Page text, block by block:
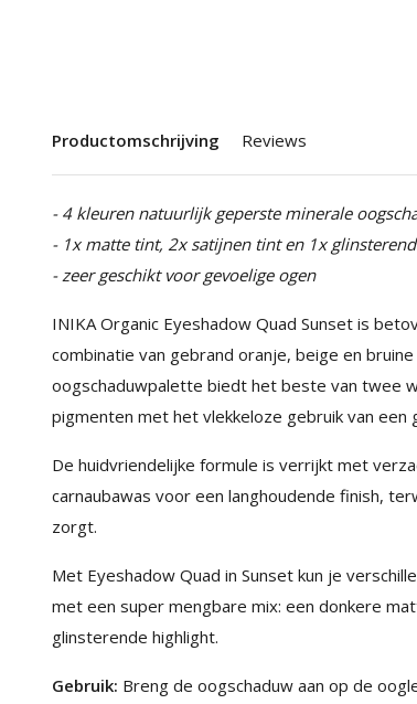
Productomschrijving Reviews
- 4 kleuren natuurlijk geperste minerale
- 1x matte tint, 2x satijnen tint en 1x
- zeer geschikt voor gevoelige ogen
INIKA Organic Eyeshadow Quad Sunset is
combinatie van gebrand oranje, beige en
oogschaduwpalette biedt het beste van twee
pigmenten met het vlekkeloze gebruik van een
De huidvriendelijke formule is verrijkt met
carnaubawas voor een langhoudende finish,
zorgt.
Met Eyeshadow Quad in Sunset kun je
met een super mengbare mix: een donkere
glinsterende highlight.
Gebruik: Breng de oogschaduw aan op de